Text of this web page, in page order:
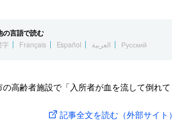
の言語で読む
字 Français Español العربية Русский
高齢者施設で「入所者が血を流して倒れて
記事全文を読む（外部サイト）